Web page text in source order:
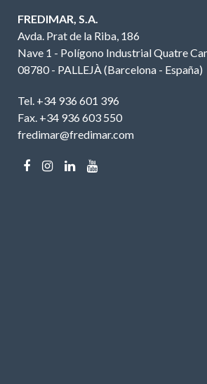
FREDIMAR, S.A.
Avda. Prat de la Riba, 186
Nave 1 - Polígono Industrial Quatre
08780 - PALLEJÀ (Barcelona - España)
Tel. +34 936 601 396
Fax. +34 936 603 550
fredimar@fredimar.com